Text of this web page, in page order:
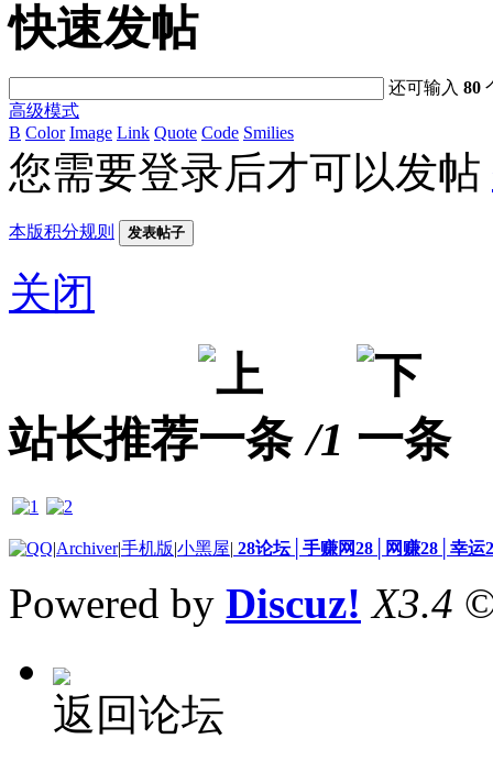
快速发帖
还可输入80
高级模式
B Color Image Link Quote Code Smilies
您需要登录后才可以发帖
本版积分规则 发表帖子
关闭
站长推荐 /1
|Archiver|手机版|小黑屋| 28论坛│手赚网28│网赚28│幸
Powered by Discuz! X3.4
返回论坛